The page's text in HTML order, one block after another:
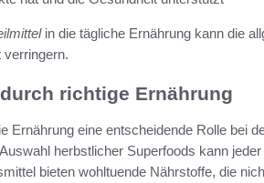
in die tägliche Ernährung kann die
richtige Ernährung
Ernährung eine entscheidende Rolle bei
herbstlicher Superfoods kann
bieten wohltuende Nährstoffe, die